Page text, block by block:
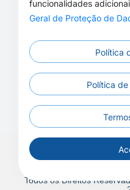
Todos os Direitos
funcionalidades
Geral de Proteção de
Política
Política